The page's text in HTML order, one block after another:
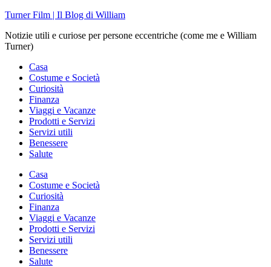
Skip
content
Turner Film | Il Blog di William
Notizie utili e curiose per persone eccentriche (come me e William
Turner)
Casa
Costume e Società
Curiosità
Finanza
Viaggi e Vacanze
Prodotti e Servizi
Servizi utili
Benessere
Salute
Casa
Costume e Società
Curiosità
Finanza
Viaggi e Vacanze
Prodotti e Servizi
Servizi utili
Benessere
Salute